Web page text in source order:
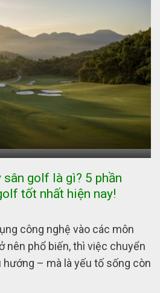
sân golf là gì? 5 phần
tốt nhất hiện nay!
công nghệ vào các môn
nên phổ biến, thì việc chuyển
– mà là yếu tố sống còn